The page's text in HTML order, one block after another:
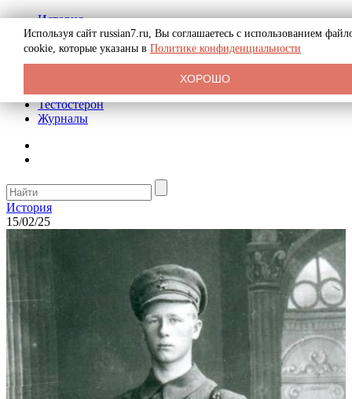
История
Биография
Криминал
Реклама на сайте
Тестостерон
Журналы
История
15/02/25
Используя сайт russian7.ru, Вы соглашаетесь с использованием
cookie, которые указаны в Политике конфиденциальности
ХОРОШО